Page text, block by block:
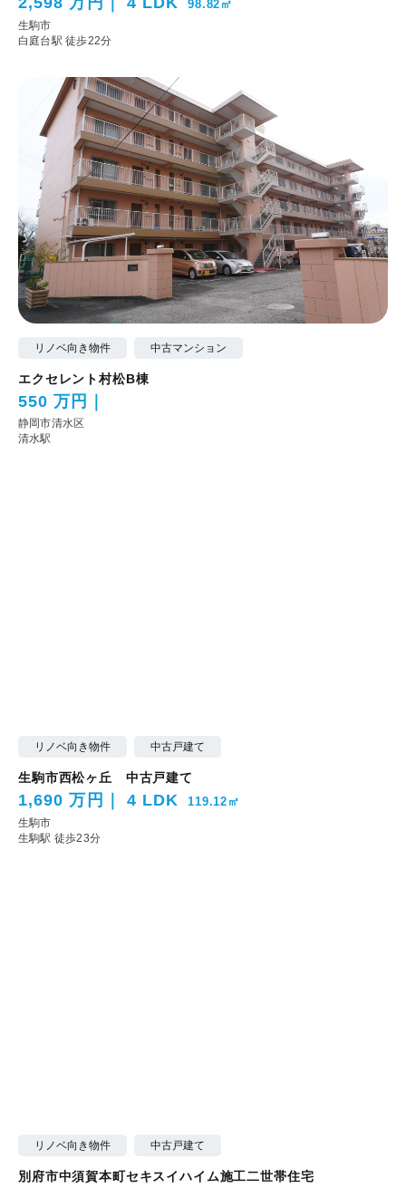
98.82㎡
生駒市
白庭台駅 徒歩22分
リノベ向き物件 中古マンション
エクセレント村松B棟
550 万円
静岡市清水区
清水駅
リノベ向き物件 中古戸建て
生駒市西松ヶ丘 中古戸建て
1,690 万円 4 LDK 119.12㎡
生駒市
生駒駅 徒歩23分
リノベ向き物件 中古戸建て
別府市中須賀本町セキスイハイム施工二世帯住宅